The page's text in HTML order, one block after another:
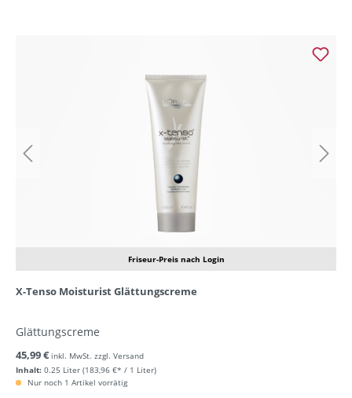
Friseur-Preis nach Login
X-Tenso Moisturist Glättungscreme
Glättungscreme
Inhalt: 0.25 Liter (183,96 €* / 1 Liter)
45,99 € inkl. MwSt. zzgl. Versand
Nur noch 1 Artikel vorrätig